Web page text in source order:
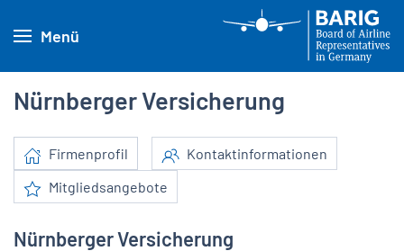
Menü
Nürnberger Versicherung
Firmenprofil
Kontaktinformationen
Mitgliedsangebote
Nürnberger Versicherung